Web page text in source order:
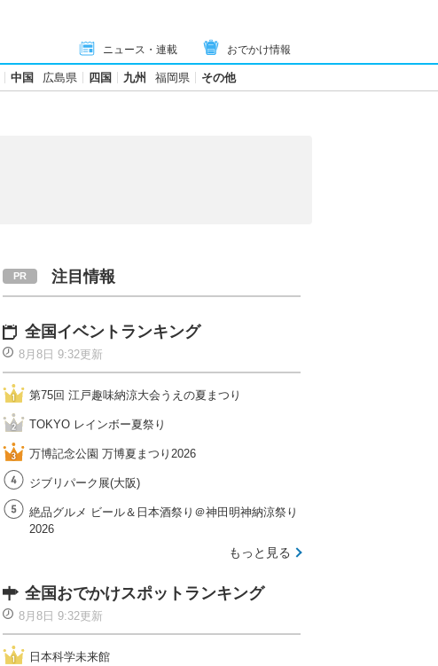
ニュース・連載 おでかけ情報
中国 広島県 四国 九州 福岡県 その他
注目情報
全国イベントランキング
8月8日 9:32更新
第75回 江戸趣味納涼大会うえの夏まつり
TOKYO レインボー夏祭り
万博記念公園 万博夏まつり2026
ジブリパーク展(大阪)
絶品グルメ ビール＆日本酒祭り＠神田明神納涼祭り
2026
もっと見る
全国おでかけスポットランキング
8月8日 9:32更新
日本科学未来館